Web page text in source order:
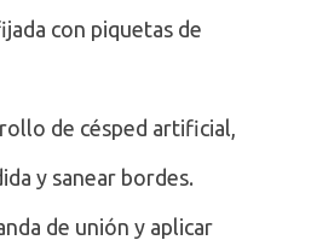
con piquetas de
de césped artificial,
y sanear bordes.
de unión y aplicar